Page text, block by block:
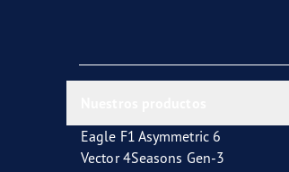
Eagle F1 Asymmetric 6
Vector 4Seasons Gen-3